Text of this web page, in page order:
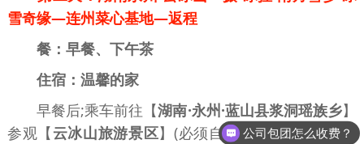
雪奇缘—连州菜心基地—返程
餐：早餐、下午茶
住宿：温馨的家
早餐后;乘车前往【湖南·永州·蓝山县浆洞瑶族乡】
参观【云冰山旅游景区】(必须自费环保车40元/人;大
公司包团怎么收费？